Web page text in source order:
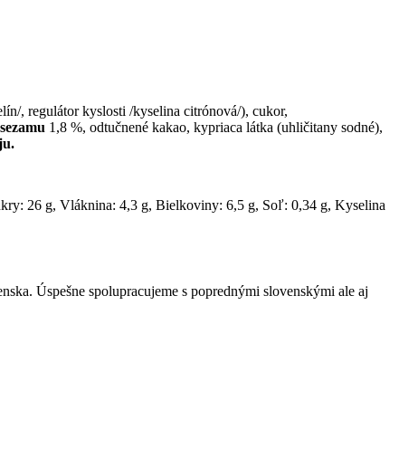
, regulátor kyslosti /kyselina citrónová/), cukor,
sezamu 1,8 %, odtučnené kakao, kypriaca látka (uhličitany sodné),
26 g, Vláknina: 4,3 g, Bielkoviny: 6,5 g, Soľ: 0,34 g, Kyselina
Úspešne spolupracujeme s poprednými slovenskými ale aj